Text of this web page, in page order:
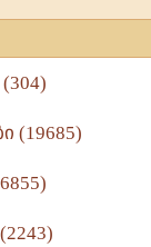
(19685)